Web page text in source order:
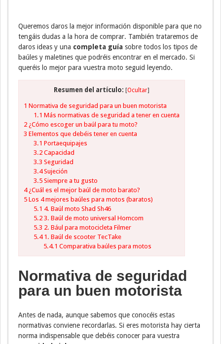
Queremos daros la mejor información disponible para que no
tengáis dudas a la hora de comprar. También trataremos de
daros ideas y una completa guía sobre todos los tipos de
baúles y maletines que podréis encontrar en el mercado. Si
queréis lo mejor para vuestra moto seguid leyendo.
Resumen del artículo: [Ocultar]
1 Normativa de seguridad para un buen motorista
1.1 Más normativas de seguridad a tener en cuenta
2 ¿Cómo escoger un baúl para tu moto?
3 Elementos que debéis tener en cuenta
3.1 Portaequipajes
3.2Capacidad
3.3 Seguridad
3.4Sujeción
3.5Siempre a tu gusto
4¿Cuál es el mejor baúl de moto barato?
5 Los 4 mejores baúles para motos (baratos)
5.1 4. Baúl moto Shad Sh46
5.23. Baúl de moto universal Homcom
5.3 2. Bául para motocicleta Filmer
5.41. Baúl de scooter TecTake
5.4.1 Comparativa baúles para motos
Normativa de seguridad
para un buen motorista
Antes de nada, aunque sabemos que conocéis estas
normativas conviene recordarlas. Si eres motorista hay cierta
norma indispensable que debéis conocer para vuestra